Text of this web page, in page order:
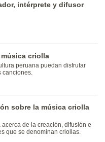
intérprete y difusor
criolla
peruana puedan disfrutar
canciones.
sobre la música criolla
de la creación, difusión e
que se denominan criollas.